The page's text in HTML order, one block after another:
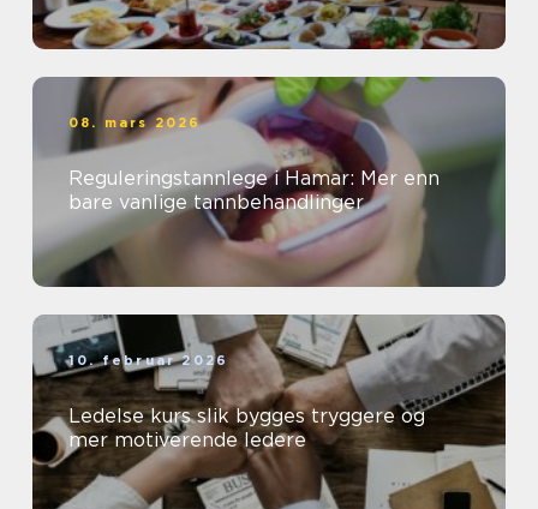
08. mars 2026
Reguleringstannlege i Hamar: Mer enn
bare vanlige tannbehandlinger
10. februar 2026
Ledelse kurs slik bygges tryggere og
mer motiverende ledere